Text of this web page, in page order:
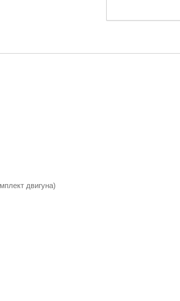
двигуна)